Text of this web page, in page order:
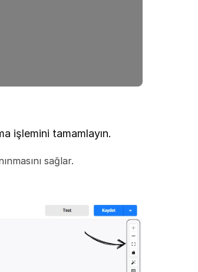
işlemini tamamlayın.
sağlar.